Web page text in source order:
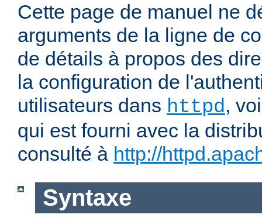
Cette page de manuel ne
arguments de la ligne de
de détails à propos des
la configuration de
utilisateurs dans httpd,
qui est fourni avec la
consulté à http://
Syntaxe